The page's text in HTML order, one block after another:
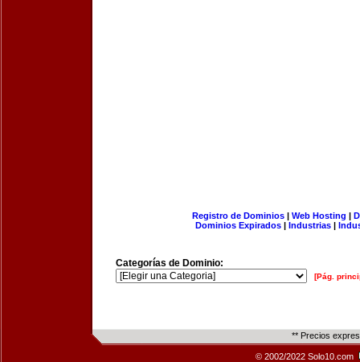
Registro de Dominios| Web Hosting |
Dominios Expirados | Industrias |
Categorías de Dominio:
[Pág.
** Precios
© 2002/2022 Solo10.com